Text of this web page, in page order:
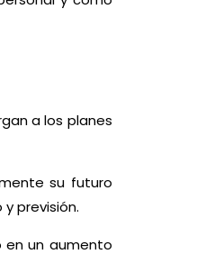
a los planes
su futuro
previsión.
en un aumento